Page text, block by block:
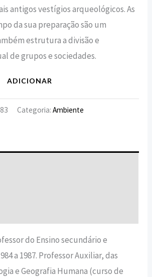
antigos vestígios arqueológicos. As
da sua preparação são um
estrutura a divisão e
de grupos e sociedades.
ADICIONAR
Categoria:Ambiente
do Ensino secundário e
a 1987. Professor Auxiliar, das
e Geografia Humana (curso de